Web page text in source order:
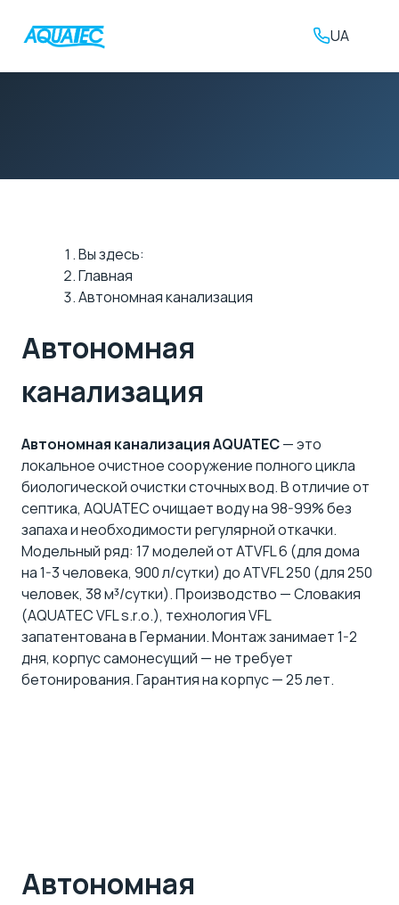
UA
Вы здесь:
Главная
Автономная канализация
Автономная
канализация
Автономная канализация AQUATEC— это
локальное очистное сооружение полного цикла
биологической очистки сточных вод. В отличие от
септика, AQUATEC очищает воду на 98-99% без
запаха и необходимости регулярной откачки.
Модельный ряд: 17 моделей от ATVFL 6 (для дома
на 1-3 человека, 900 л/сутки) до ATVFL 250 (для 250
человек, 38 м³/сутки). Производство — Словакия
(AQUATEC VFL s.r.o.), технология VFL
запатентована в Германии. Монтаж занимает 1-2
дня, корпус самонесущий — не требует
бетонирования. Гарантия на корпус — 25 лет.
Автономная